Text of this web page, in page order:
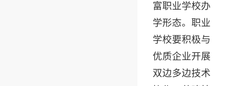
富职业学校办
学形态。职业
学校要积极与
优质企业开展
双边多边技术